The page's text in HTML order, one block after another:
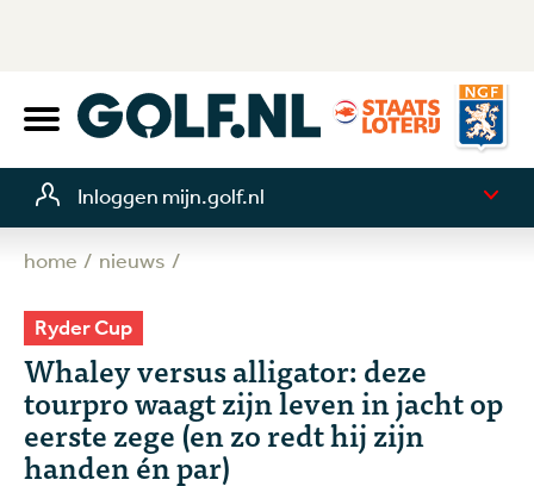
Inloggen mijn.golf.nl
home nieuws
Ryder Cup
Whaley versus alligator: deze
tourpro waagt zijn leven in jacht op
eerste zege (en zo redt hij zijn
handen én par)